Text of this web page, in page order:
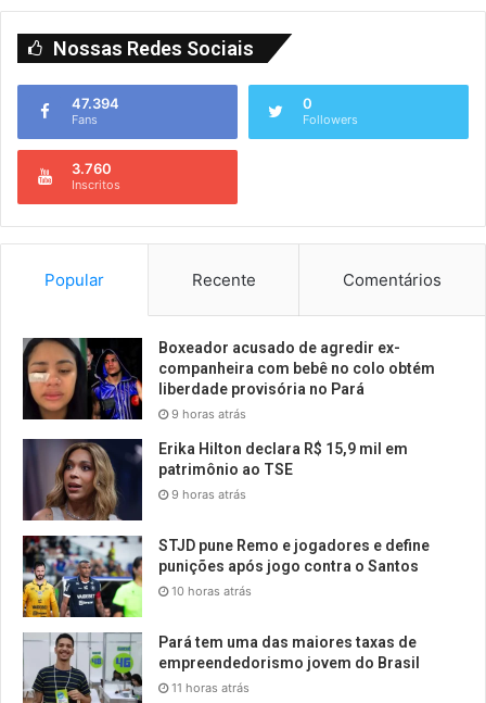
Nossas Redes Sociais
47.394
Fans
0
Followers
3.760
Inscritos
Popular Recente Comentários
Boxeador acusado de agredir ex-
companheira com bebê no colo obtém
liberdade provisória no Pará
9 horas atrás
Erika Hilton declara R$ 15,9 mil em
patrimônio ao TSE
9 horas atrás
STJD pune Remo e jogadores e define
punições após jogo contra o Santos
10 horas atrás
Pará tem uma das maiores taxas de
empreendedorismo jovem do Brasil
11 horas atrás